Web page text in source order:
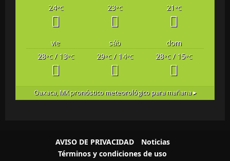
24°C 23°C 21 °C
vie sáb
dom
28°C/ 13°C 29°C/ 14°C 28°C/ 15°C
Oaxaca, MXpronóstico meteorológico para mañana ▸
AVISO DE PRIVACIDAD
Noticias
Términos y condiciones de uso